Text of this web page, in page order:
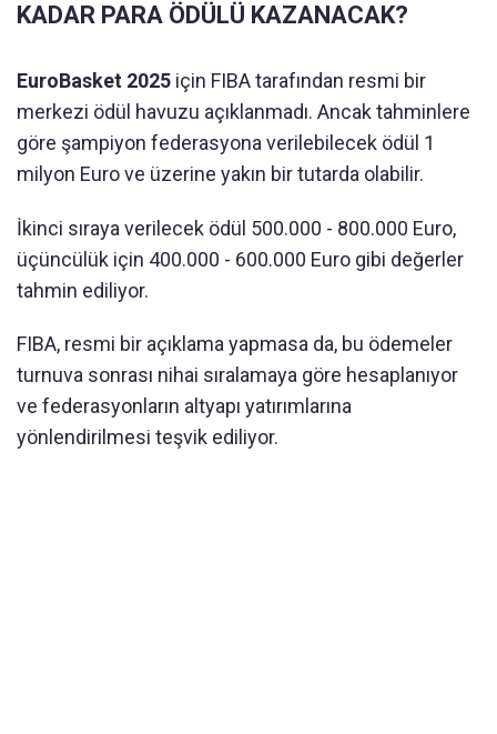
KADAR PARA ÖDÜLÜ KAZANACAK?
EuroBasket 2025 için FIBA tarafından resmi bir
merkezi ödül havuzu açıklanmadı. Ancak tahminlere
göre şampiyon federasyona verilebilecek ödül 1
milyon Euro ve üzerine yakın bir tutarda olabilir.
İkinci sıraya verilecek ödül 500.000 - 800.000 Euro,
üçüncülük için 400.000 - 600.000 Euro gibi değerler
tahmin ediliyor.
FIBA, resmi bir açıklama yapmasa da, bu ödemeler
turnuva sonrası nihai sıralamaya göre hesaplanıyor
ve federasyonların altyapı yatırımlarına
yönlendirilmesi teşvik ediliyor.